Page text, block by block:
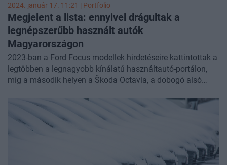
2024. január 17. 11:21 | Portfolio
Megjelent a lista: ennyivel drágultak a
legnépszerűbb használt autók
Magyarországon
2023-ban a Ford Focus modellek hirdetéseire kattintottak a
legtöbben a legnagyobb kínálatú használtautó-portálon,
míg a második helyen a Škoda Octavia, a dobogó alsó